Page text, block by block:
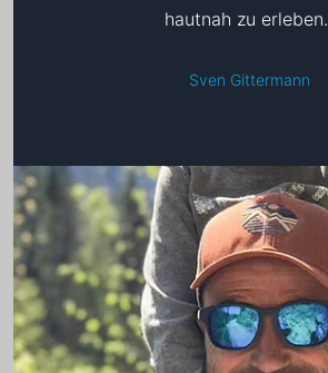
hautnah zu erleben.
Sven Gittermann